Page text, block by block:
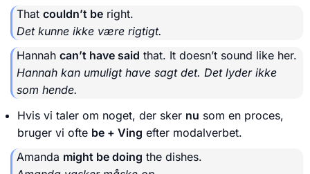
That couldn’t be right.
Det kunne ikke være rigtigt.
Hannah can’t have said that. It doesn’t sound like her.
Hannah kan umuligt have sagt det. Det lyder ikke
som hende.
Hvis vi taler om noget, der sker nu som en proces,
bruger vi ofte be + Ving efter modalverbet.
Amanda might be doing the dishes.